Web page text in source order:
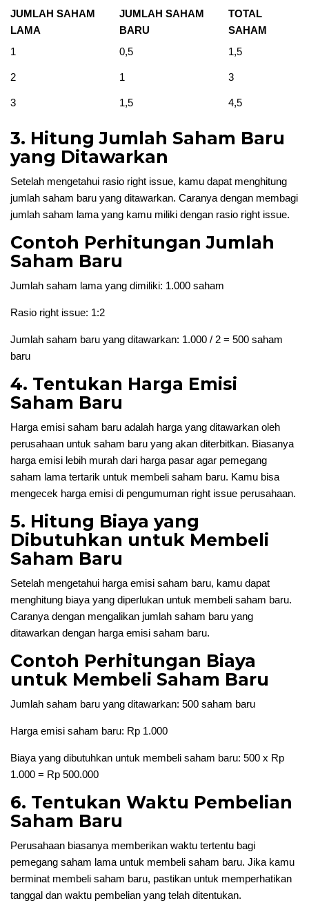
JUMLAH SAHAM
LAMA
JUMLAH SAHAM
BARU
TOTAL
SAHAM
1
0,5 1,5
2 1 3
3 1,5 4,5
3. Hitung Jumlah Saham Baru
yang Ditawarkan
Setelah mengetahui rasio right issue, kamu dapat menghitung
jumlah saham baru yang ditawarkan. Caranya dengan membagi
jumlah saham lama yang kamu miliki dengan rasio right issue.
Contoh Perhitungan Jumlah
Saham Baru
Jumlah saham lama yang dimiliki: 1.000 saham
Rasio right issue: 1:2
Jumlah saham baru yang ditawarkan: 1.000 / 2 = 500 saham
baru
4. Tentukan Harga Emisi
Saham Baru
Harga emisi saham baru adalah harga yang ditawarkan oleh
perusahaan untuk saham baru yang akan diterbitkan. Biasanya
harga emisi lebih murah dari harga pasar agar pemegang
saham lama tertarik untuk membeli saham baru. Kamu bisa
mengecek harga emisi di pengumuman right issue perusahaan.
5. Hitung Biaya yang
Dibutuhkan untuk Membeli
Saham Baru
Setelah mengetahui harga emisi saham baru, kamu dapat
menghitung biaya yang diperlukan untuk membeli saham baru.
Caranya dengan mengalikan jumlah saham baru yang
ditawarkan dengan harga emisi saham baru.
Contoh Perhitungan Biaya
untuk Membeli Saham Baru
Jumlah saham baru yang ditawarkan: 500 saham baru
Harga emisi saham baru: Rp 1.000
Biaya yang dibutuhkan untuk membeli saham baru: 500 x Rp
1.000 = Rp 500.000
6. Tentukan Waktu Pembelian
Saham Baru
Perusahaan biasanya memberikan waktu tertentu bagi
pemegang saham lama untuk membeli saham baru. Jika kamu
berminat membeli saham baru, pastikan untuk memperhatikan
tanggal dan waktu pembelian yang telah ditentukan.